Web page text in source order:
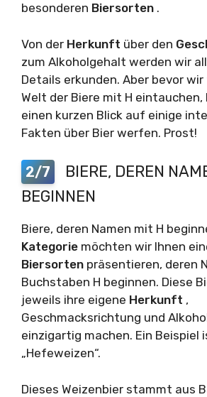
besonderen Biersorten .
Von der Herkunft über den
zum Alkoholgehalt werden wir
Details erkunden. Aber bevor
Welt der Biere mit H eintauchen,
einen kurzen Blick auf einige
Fakten über Bier werfen. Prost!
2/7
BIERE, DEREN
BEGINNEN
Biere, deren Namen mit H
Kategorie möchten wir Ihnen
Biersorten präsentieren, deren
Buchstaben H beginnen. Diese
jeweils ihre eigene Herkunft ,
Geschmacksrichtung und
einzigartig machen. Ein Beispiel
„Hefeweizen“.
Dieses Weizenbier stammt aus